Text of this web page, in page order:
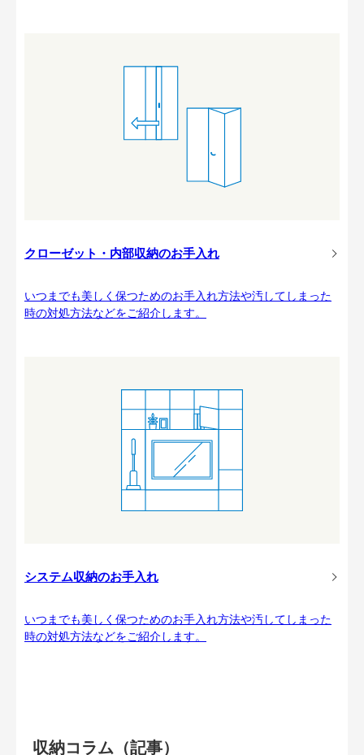
クローゼット・内部収納のお手入れ
いつまでも美しく保つためのお手入れ方法や汚してしまった
時の対処方法などをご紹介します。
システム収納のお手入れ
いつまでも美しく保つためのお手入れ方法や汚してしまった
時の対処方法などをご紹介します。
収納コラム（記事）